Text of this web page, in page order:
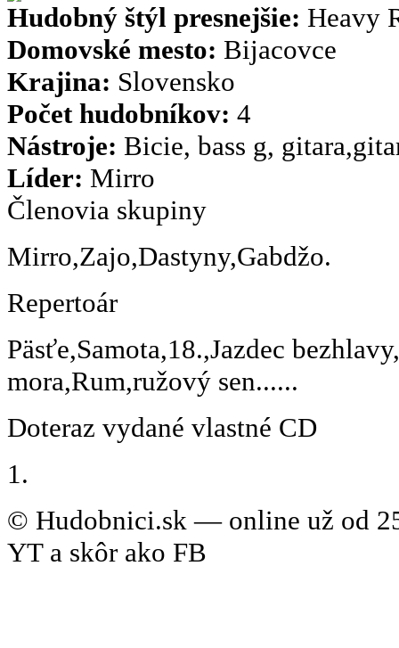
Hudobný štýl presnejšie: Heavy
Domovské mesto: Bijacovce
Krajina: Slovensko
Počet hudobníkov: 4
Nástroje: Bicie, bass g,
Líder: Mirro
Členovia skupiny
Mirro,Zajo,Dastyny,Gabdžo.
Repertoár
Päsťe,Samota,18.,Jazdec
mora,Rum,ružový sen......
Doteraz vydané vlastné CD
1.
© Hudobnici.sk — online už od
YT a skôr ako FB